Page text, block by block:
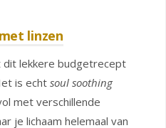
linzen
dit lekkere budgetrecept
is echt soul soothing
met verschillende
je lichaam helemaal van